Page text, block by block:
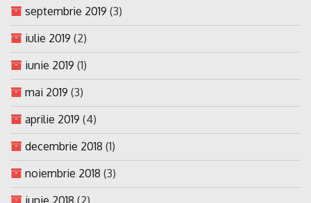
septembrie 2019 (3)
iulie 2019 (2)
iunie 2019 (1)
mai 2019 (3)
aprilie 2019 (4)
decembrie 2018 (1)
noiembrie 2018 (3)
iunie 2018 (2)